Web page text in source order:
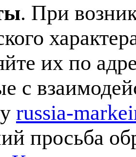
. При
их по
с
russia-
просьба